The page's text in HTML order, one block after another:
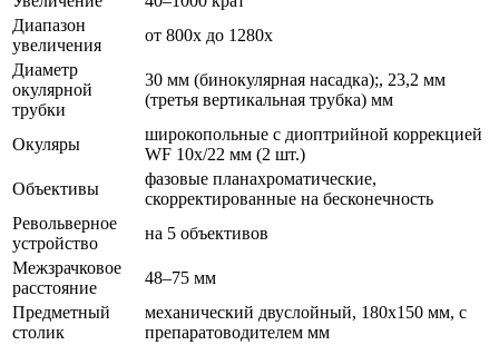
Диапазон
увеличения
от 800х до 1280х
Диаметр
окулярной
трубки
30 мм (бинокулярная насадка);, 23,2 мм
(третья вертикальная трубка) мм
Окуляры
широкопольные с диоптрийной коррекцией
WF 10х/22 мм (2 шт.)
Объективы
фазовые планахроматические,
скорректированные на бесконечность
Револьверное
устройство
на 5 объективов
Межзрачковое
расстояние
48–75 мм
Предметный
столик
механический двуслойный, 180х150 мм, с
препаратоводителем мм